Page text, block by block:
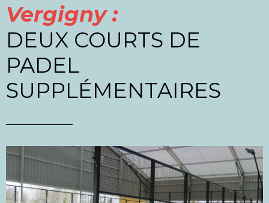
Vergigny :
DEUX COURTS DE
PADEL
SUPPLÉMENTAIRES